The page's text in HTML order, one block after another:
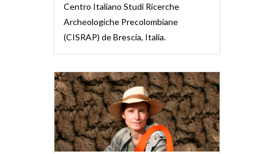
Centro Italiano Studi Ricerche
Archeologiche Precolombiane
(CISRAP) de Brescia, Italia.